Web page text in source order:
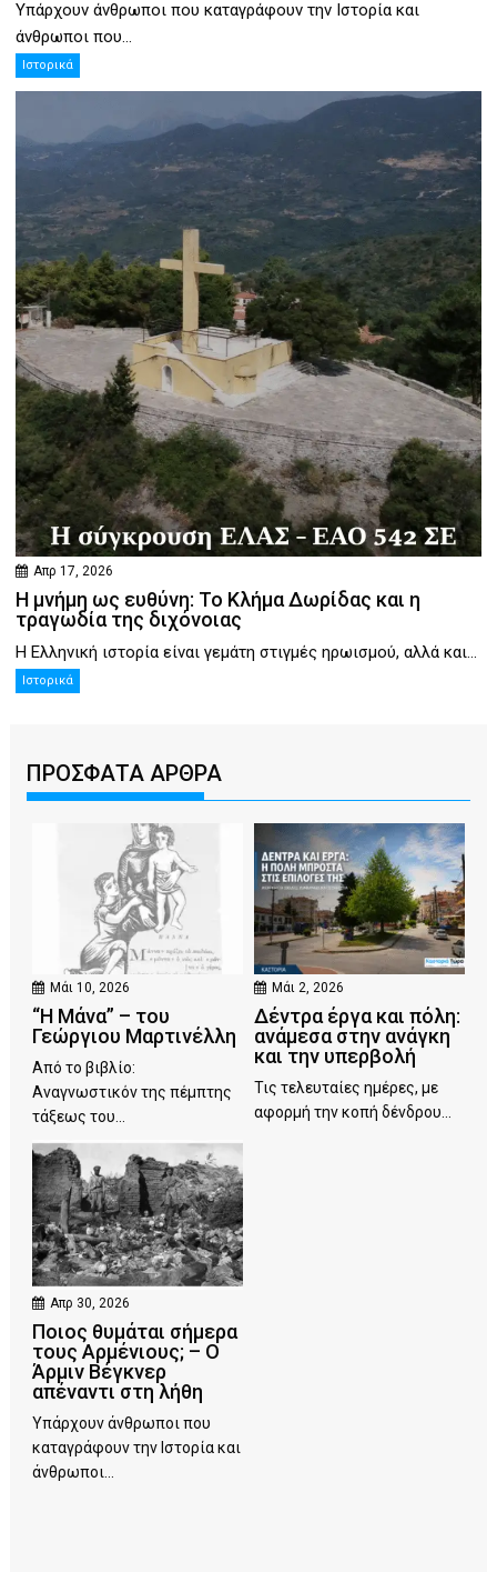
Υπάρχουν άνθρωποι που καταγράφουν την Ιστορία και
άνθρωποι που...
Ιστορικά
Απρ 17, 2026
Η μνήμη ως ευθύνη: Το Κλήμα Δωρίδας και η
τραγωδία της διχόνοιας
Η Ελληνική ιστορία είναι γεμάτη στιγμές ηρωισμού, αλλά και...
Ιστορικά
ΠΡΟΣΦΑΤΑ ΑΡΘΡΑ
Μάι 10, 2026
“Η Μάνα” – του
Γεώργιου Μαρτινέλλη
Από το βιβλίο:
Αναγνωστικόν της πέμπτης
τάξεως του...
Μάι 2, 2026
Δέντρα έργα και πόλη:
ανάμεσα στην ανάγκη
και την υπερβολή
Τις τελευταίες ημέρες, με
αφορμή την κοπή δένδρου...
Απρ 30, 2026
Ποιος θυμάται σήμερα
τους Αρμένιους; – Ο
Άρμιν Βέγκνερ
απέναντι στη λήθη
Υπάρχουν άνθρωποι που
καταγράφουν την Ιστορία και
άνθρωποι...